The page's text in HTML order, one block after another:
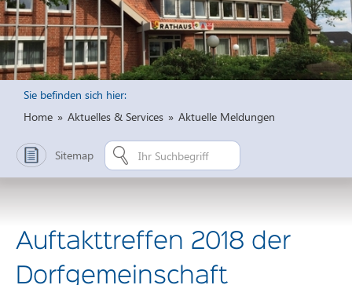
Sie befinden sich hier:
Home » Aktuelles & Services » Aktuelle Meldungen
Sitemap
Auftakttreffen 2018 der
Dorfgemeinschaft